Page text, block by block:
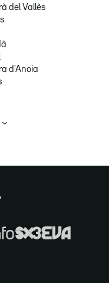
del Vallès
d'Anoia